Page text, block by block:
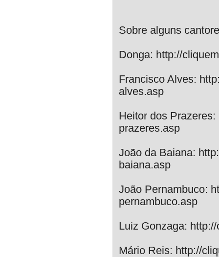
Sobre alguns
Donga: http://
Francisco Alves:
alves.asp
Heitor dos
prazeres.asp
João da Baiana:
baiana.asp
João Pernambuco:
pernambuco.asp
Luiz Gonzaga:
Mário Reis: http://